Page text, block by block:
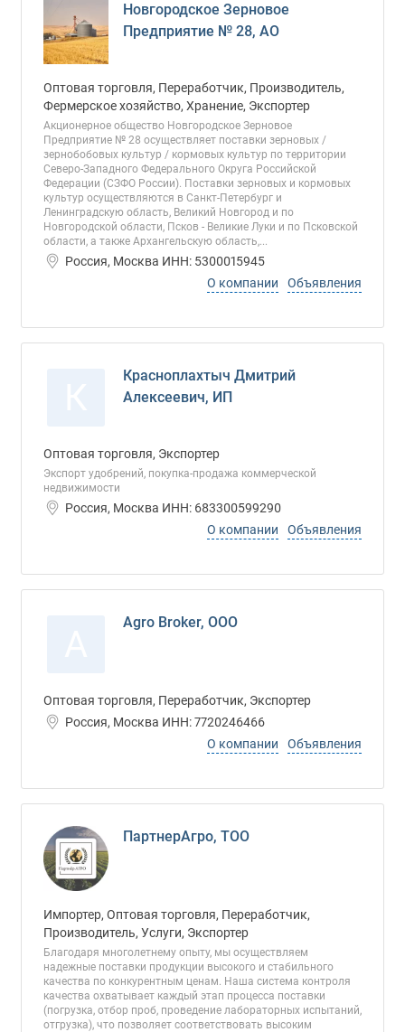
Новгородское Зерновое
Предприятие № 28, АО
Оптовая торговля, Переработчик, Производитель,
Фермерское хозяйство, Хранение, Экспортер
Акционерное общество Новгородское Зерновое
Предприятие № 28 осуществляет поставки зерновых /
зернобобовых культур / кормовых культур по территории
Северо-Западного Федерального Округа Российской
Федерации (СЗФО России). Поставки зерновых и кормовых
культур осуществляются в Санкт-Петербург и
Ленинградскую область, Великий Новгород и по
Новгородской области, Псков - Великие Луки и по Псковской
области, а также Архангельскую область,...
Россия, Москва ИНН: 5300015945
О компании
Объявления
Красноплахтыч Дмитрий
Алексеевич, ИП
Оптовая торговля, Экспортер
Экспорт удобрений, покупка-продажа коммерческой
недвижимости
Россия, Москва ИНН: 683300599290
О компании
Объявления
Agro Broker, ООО
Оптовая торговля, Переработчик, Экспортер
Россия, Москва ИНН: 7720246466
О компании
Объявления
ПартнерАгро, ТОО
Импортер, Оптовая торговля, Переработчик,
Производитель, Услуги, Экспортер
Благодаря многолетнему опыту, мы осуществляем
надежные поставки продукции высокого и стабильного
качества по конкурентным ценам. Наша система контроля
качества охватывает каждый этап процесса поставки
(погрузка, отбор проб, проведение лабораторных испытаний,
отгрузка), что позволяет соответствовать высоким